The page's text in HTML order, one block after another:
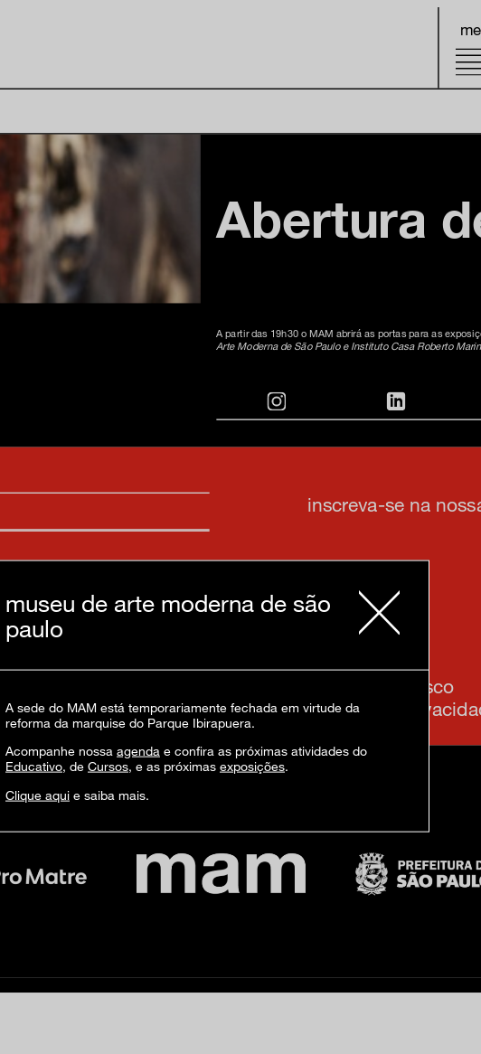
Abertura
A partir das 19h30 o MAM abrirá as portas para as
Arte Moderna de São Paulo e Instituto Casa Roberto
& culture
inscreva-se na
sobre o mam
imprensa
transparência
contato
trabalhe conosco
política de
museu de arte moderna de são
paulo
A sede do MAM está temporariamente fechada em virtude da
reforma da marquise do Parque Ibirapuera.
Acompanhe nossa agenda e confira as próximas atividades do
Educativo, de Cursos, e as próximas exposições.
Clique aqui e saiba mais.